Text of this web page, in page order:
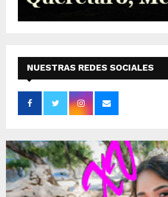
NUESTRAS REDES SOCIALES